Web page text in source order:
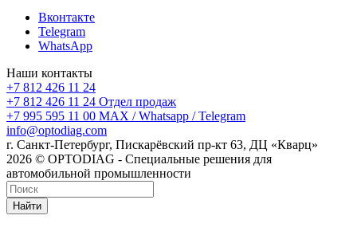
Вконтакте
Telegram
WhatsApp
Наши контакты
+7 812 426 11 24
+7 812 426 11 24 Отдел продаж
+7 995 595 11 00 MAX / Whatsapp / Telegram
info@optodiag.com
г. Санкт-Петербург, Пискарёвский пр-кт 63, ДЦ «Кварц»
2026 © OPTODIAG - Специальные решения для
автомобильной промышленности
Найти